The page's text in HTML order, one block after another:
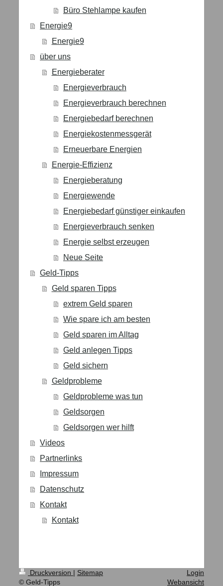
Büro Stehlampe kaufen
Energie9
Energie9
über uns
Energieberater
Energieverbrauch
Energieverbrauch berechnen
Energiebedarf berechnen
Energiekostenmessgerät
Erneuerbare Energien
Energie-Effizienz
Energieberatung
Energiewende
Energiebedarf günstiger einkaufen
Energieverbrauch senken
Energie selbst erzeugen
Neue Seite
Geld-Tipps
Geld sparen Tipps
extrem Geld sparen
Wie spare ich am besten
Geld sparen im Alltag
Geld anlegen Tipps
Geld sichern
Geldprobleme
Geldprobleme was tun
Geldsorgen
Geldsorgen wer hilft
Videos
Partnerlinks
Impressum
Datenschutz
Kontakt
Kontakt
Druckversion | Sitemap
© Geld-Tipps
Login
Webansicht